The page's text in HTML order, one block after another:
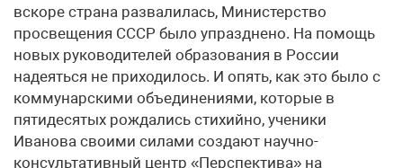
вскоре страна развалилась, Министерство
просвещения СССР было упразднено. На помощь
новых руководителей образования в России
надеяться не приходилось. И опять, как это было с
коммунарскими объединениями, которые в
пятидесятых рождались стихийно, ученики
Иванова своими силами создают научно-
консультативный центр «Перспектива» на